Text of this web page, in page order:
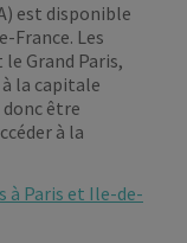
est disponible
France. Les
Grand Paris,
la capitale
être
à la
à Paris et Ile-de-